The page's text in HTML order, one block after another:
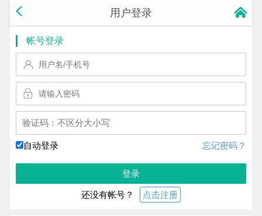
用户登录
帐号登录
自动登录 忘记密码？
登录
还没有帐号？ 点击注册